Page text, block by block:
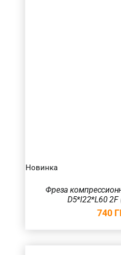
Новинка
Фреза
D5*l22*L60 2F
740